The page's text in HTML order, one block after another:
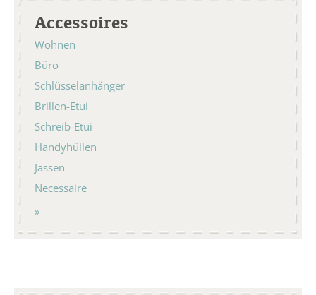
Accessoires
Wohnen
Büro
Schlüsselanhänger
Brillen-Etui
Schreib-Etui
Handyhüllen
Jassen
Necessaire